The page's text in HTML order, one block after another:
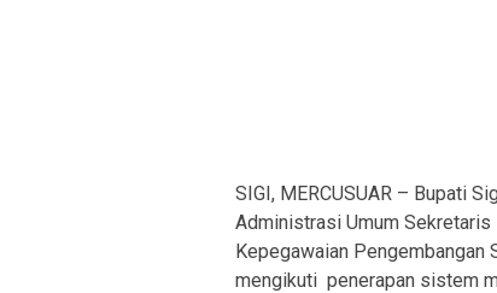
SIGI, MERCUSUAR – Bupati
Administrasi Umum Sekretaris
Kepegawaian Pengembangan
mengikuti penerapan sistem